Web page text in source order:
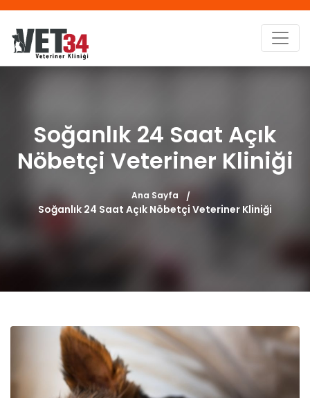
Soğanlık 24 Saat Açık
Nöbetçi Veteriner Kliniği
Ana Sayfa
Soğanlık 24 Saat Açık Nöbetçi Veteriner Kliniği